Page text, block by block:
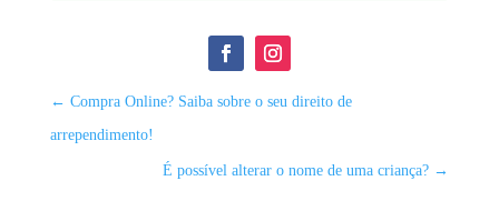
← Compra Online? Saiba sobre o seu direito de
arrependimento!
É possível alterar o nome de uma criança? →